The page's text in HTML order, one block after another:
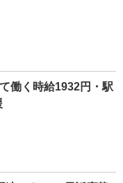
働く時給1932円・駅